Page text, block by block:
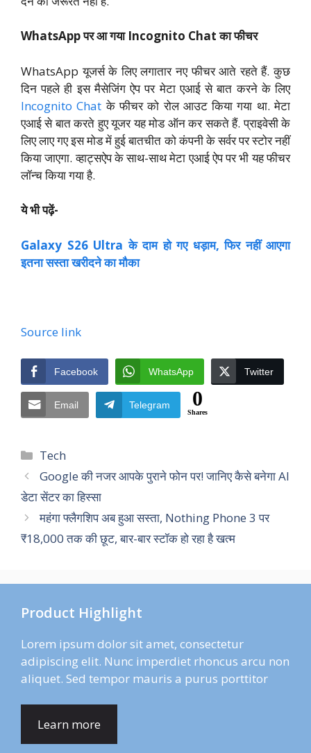
WhatsApp पर आ गया Incognito Chat का फीचर
WhatsApp यूजर्स के लिए लगातार नए फीचर आते रहते हैं. कुछ
दिन पहले ही इस मैसेजिंग ऐप पर मेटा एआई से बात करने के लिए
Incognito Chat के फीचर को रोल आउट किया गया था. मेटा
एआई से बात करते हुए यूजर यह मोड ऑन कर सकते हैं. प्राइवेसी के
लिए लाए गए इस मोड में हुई बातचीत को कंपनी के सर्वर पर स्टोर नहीं
किया जाएगा. व्हाट्सऐप के साथ-साथ मेटा एआई ऐप पर भी यह फीचर
लॉन्च किया गया है.
ये भी पढ़ें-
Galaxy S26 Ultra के दाम हो गए धड़ाम, फिर नहीं आएगा
इतना सस्ता खरीदने का मौका
Source link
Facebook WhatsApp Twitter
Email Telegram 0
Shares
Categories
Tech
Google की नजर आपके पुराने फोन पर! जानिए कैसे बनेगा AI
डेटा सेंटर का हिस्सा
महंगा फ्लैगशिप अब हुआ सस्ता, Nothing Phone 3 पर
₹18,000 तक की छूट, बार-बार स्टॉक हो रहा है खत्म
Product Highlight
Lorem ipsum dolor sit amet, consectetur
adipiscing elit. Nunc imperdiet rhoncus arcu non
aliquet. Sed tempor mauris a purus porttitor
Learn more